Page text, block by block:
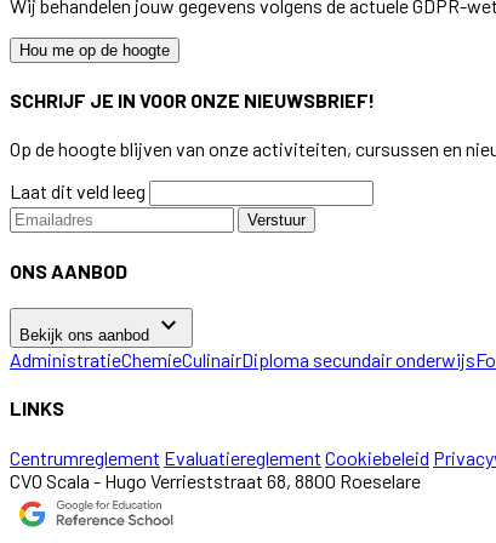
Wij behandelen jouw gegevens volgens de actuele GDPR-
Hou me op de hoogte
SCHRIJF JE IN VOOR ONZE NIEUWSBRIEF!
Op de hoogte blijven van onze activiteiten, cursussen en
Laat dit veld leeg
Verstuur
ONS AANBOD
Bekijk ons aanbod keyboard_arrow_down
AdministratieChemieCulinairDiploma secundair onderwijs
LINKS
Centrumreglement Evaluatiereglement Cookiebeleid
CVO Scala - Hugo Verrieststraat 68, 8800 Roeselare